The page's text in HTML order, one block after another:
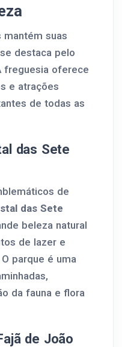
mantém suas
destaca pelo
freguesia oferece
e atrações
de todas as
das Sete
de
das Sete
beleza natural
de lazer e
parque é uma
da fauna e flora
de João